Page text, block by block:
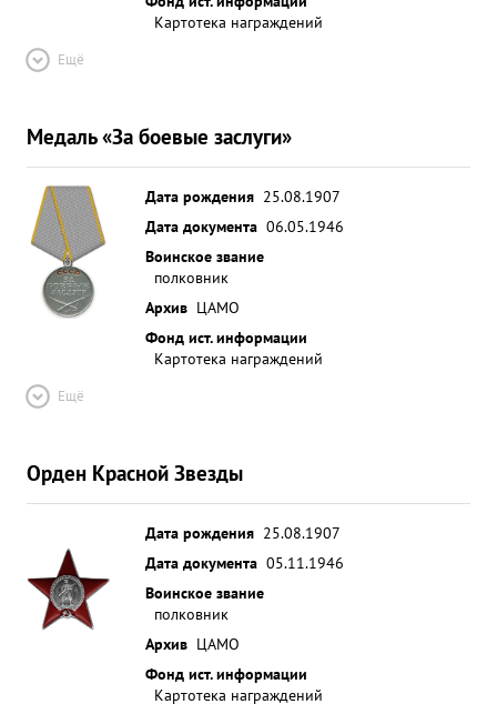
Картотека награждений
Ещё
Медаль «За боевые заслуги»
Дата рождения 25.08.1907
Дата документа 06.05.1946
Воинское звание
полковник
Архив ЦАМО
Фонд ист. информации
Картотека награждений
Ещё
Орден Красной Звезды
Дата рождения 25.08.1907
Дата документа 05.11.1946
Воинское звание
полковник
Архив ЦАМО
Фонд ист. информации
Картотека награждений